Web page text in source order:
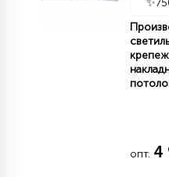
✨
опт. 4